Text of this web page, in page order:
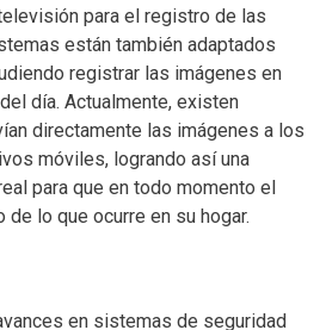
para el registro de las
están también adaptados
registrar las imágenes en
día. Actualmente, existen
directamente las imágenes a los
móviles, logrando así una
para que en todo momento el
lo que ocurre en su hogar.
en sistemas de seguridad